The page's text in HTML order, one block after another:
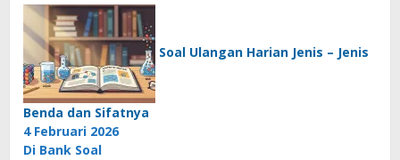
Soal Ulangan Harian Jenis – Jenis
Benda dan Sifatnya
4 Februari 2026
Di Bank Soal